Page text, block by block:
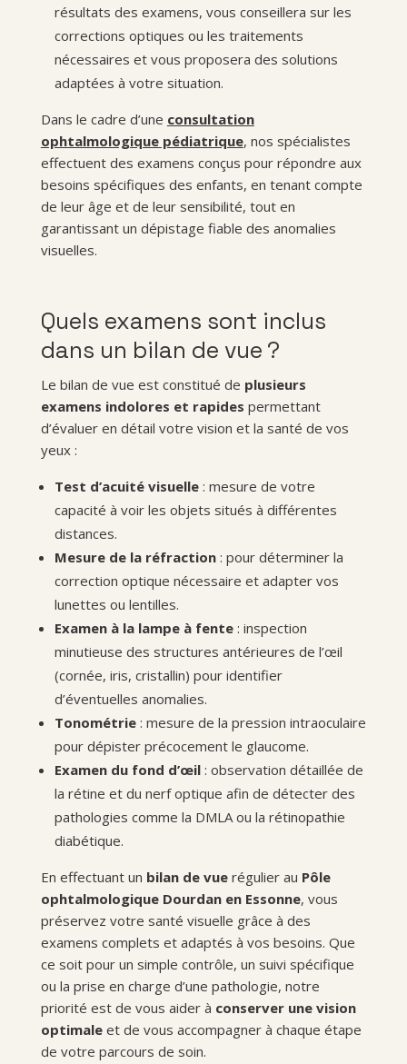
résultats des examens, vous conseillera sur les
corrections optiques ou les traitements
nécessaires et vous proposera des solutions
adaptées à votre situation.
Dans le cadre d’une consultation
ophtalmologique pédiatrique, nos spécialistes
effectuent des examens conçus pour répondre aux
besoins spécifiques des enfants, en tenant compte
de leur âge et de leur sensibilité, tout en
garantissant un dépistage fiable des anomalies
visuelles.
Quels examens sont inclus
dans un bilan de vue ?
Le bilan de vue est constitué de plusieurs
examens indolores et rapides permettant
d’évaluer en détail votre vision et la santé de vos
yeux :
Test d’acuité visuelle: mesure de votre
capacité à voir les objets situés à différentes
distances.
Mesure de la réfraction: pour déterminer la
correction optique nécessaire et adapter vos
lunettes ou lentilles.
Examen à la lampe à fente: inspection
minutieuse des structures antérieures de l’œil
(cornée, iris, cristallin) pour identifier
d’éventuelles anomalies.
Tonométrie: mesure de la pression intraoculaire
pour dépister précocement le glaucome.
Examen du fond d’œil: observation détaillée de
la rétine et du nerf optique afin de détecter des
pathologies comme la DMLA ou la rétinopathie
diabétique.
En effectuant un bilan de vuerégulier au Pôle
ophtalmologique Dourdan en Essonne, vous
préservez votre santé visuelle grâce à des
examens complets et adaptés à vos besoins. Que
ce soit pour un simple contrôle, un suivi spécifique
ou la prise en charge d’une pathologie, notre
priorité est de vous aider à conserver une vision
optimaleet de vous accompagner à chaque étape
de votre parcours de soin.